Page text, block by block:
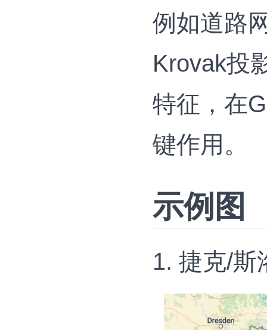
例如道路
Krovak投
特征，在
键作用‌。
示例图
1. 捷克/斯